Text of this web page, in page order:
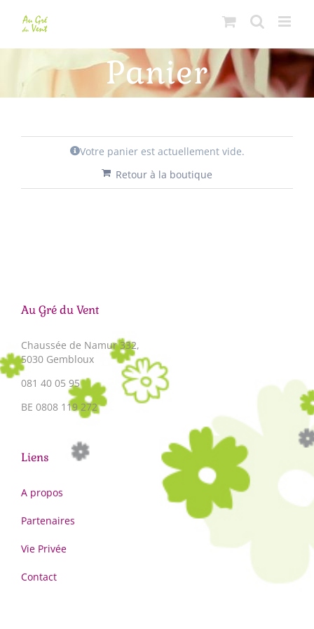
contenu
Panier
Votre panier est actuellement vide.
Retour à la boutique
Au Gré du Vent
Chaussée de Namur 332,
5030 Gembloux
081 40 05 95
BE 0808 119 272
Liens
A propos
Partenaires
Vie Privée
Contact